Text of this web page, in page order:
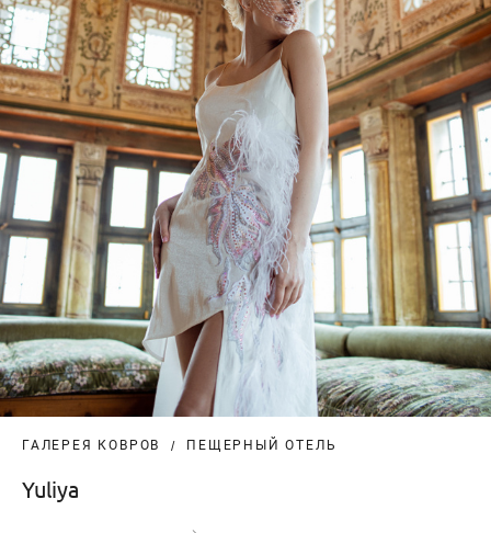
ГАЛЕРЕЯ КОВРОВ ПЕЩЕРНЫЙ ОТЕЛЬ
Yuliya